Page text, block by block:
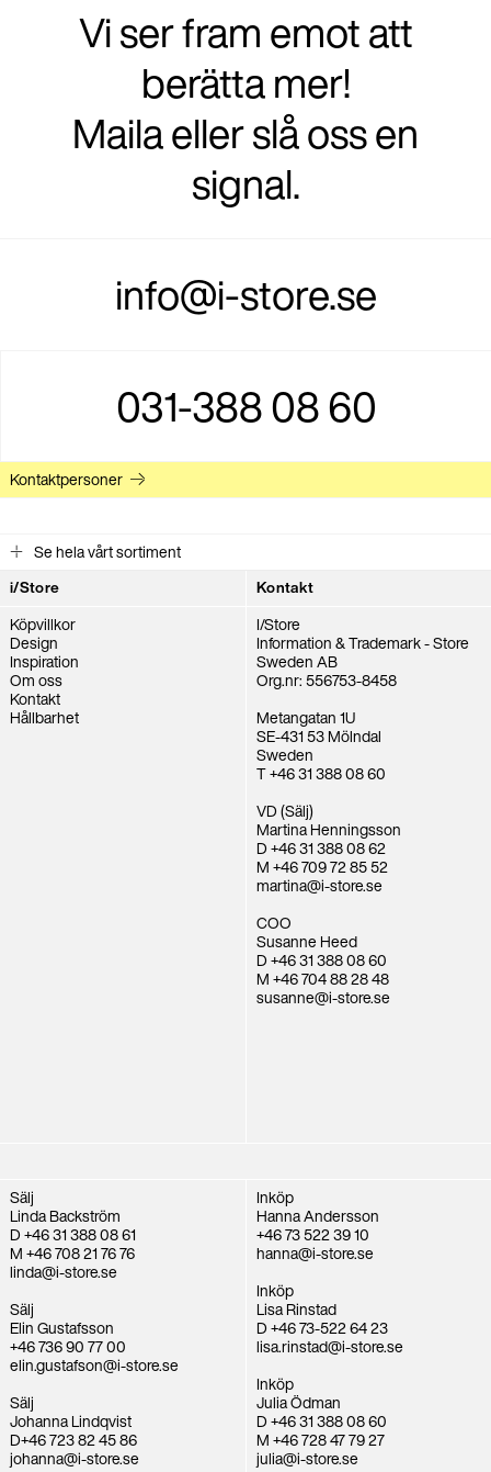
Vi ser fram emot att
berätta mer!
Maila eller slå oss en
signal.
info@i-store.se
031-388 08 60
Kontaktpersoner
Se hela vårt sortiment
i/Store
Köpvillkor
Design
Inspiration
Om oss
Kontakt
Hållbarhet
Kontakt
I/Store
Information & Trademark - Store
Sweden AB
Org.nr: 556753-8458
Metangatan 1U
SE-431 53 Mölndal
Sweden
T +46 31 388 08 60
VD (Sälj)
Martina Henningsson
D +46 31 388 08 62
M +46 709 72 85 52
martina@i-store.se
COO
Susanne Heed
D +46 31 388 08 60
M +46 704 88 28 48
susanne@i-store.se
Sälj
Linda Backström
D +46 31 388 08 61
M +46 708 21 76 76
linda@i-store.se
Sälj
Elin Gustafsson
+46 736 90 77 00
elin.gustafson@i-store.se
Sälj
Johanna Lindqvist
D+46 723 82 45 86
johanna@i-store.se
Inköp
Hanna Andersson
+46 73 522 39 10
hanna@i-store.se
Inköp
Lisa Rinstad
D +46 73-522 64 23
lisa.rinstad@i-store.se
Inköp
Julia Ödman
D +46 31 388 08 60
M +46 728 47 79 27
julia@i-store.se